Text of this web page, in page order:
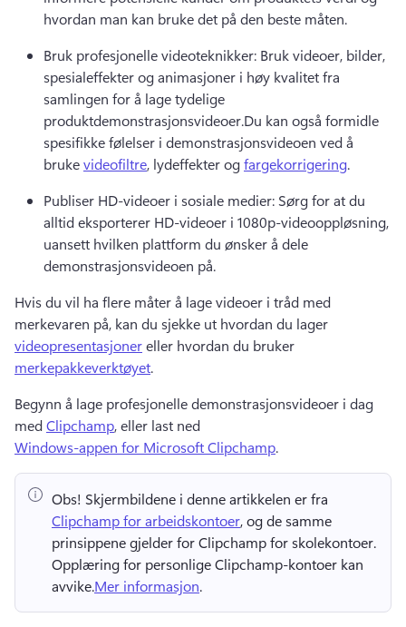
hvordan man kan bruke det på den beste måten.
Bruk profesjonelle videoteknikker: Bruk videoer, bilder,
spesialeffekter og animasjoner i høy kvalitet fra
samlingen for å lage tydelige
produktdemonstrasjonsvideoer.Du kan også formidle
spesifikke følelser i demonstrasjonsvideoen ved å
bruke videofiltre, lydeffekter og fargekorrigering.
Publiser HD-videoer i sosiale medier: Sørg for at du
alltid eksporterer HD-videoer i 1080p-videooppløsning,
uansett hvilken plattform du ønsker å dele
demonstrasjonsvideoen på.
Hvis du vil ha flere måter å lage videoer i tråd med
merkevaren på, kan du sjekke ut hvordan du lager
videopresentasjoner eller hvordan du bruker
merkepakkeverktøyet.
Begynn å lage profesjonelle demonstrasjonsvideoer i dag
med Clipchamp, eller last ned
Windows-appen for Microsoft Clipchamp.
Obs!
Clipchamp for arbeidskontoer, og de samme
Opplæring for personlige Clipchamp-kontoer kan
avvike.Mer informasjon.